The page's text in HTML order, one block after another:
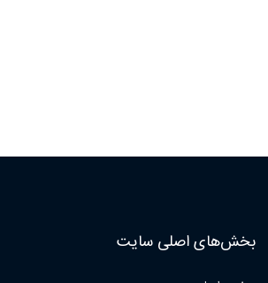
بخش‌های اصلی سایت